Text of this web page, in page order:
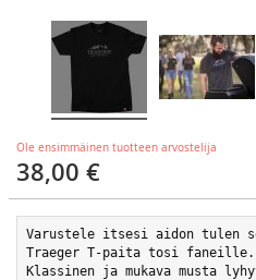
Ole ensimmäinen tuotteen arvostelija
38,00 €
Varustele itsesi aidon tulen
Traeger T-paita tosi faneille.
Klassinen ja mukava musta